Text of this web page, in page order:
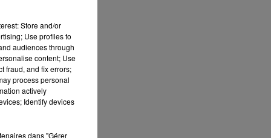
Store and/or
Use profiles to
audiences through
content; Use
fraud, and fix errors;
process personal
actively
Identify devices
dans "Gérer